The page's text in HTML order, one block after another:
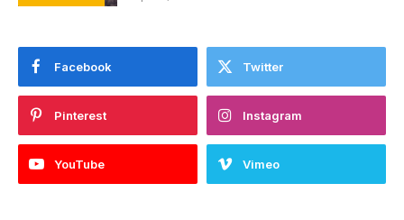
Facebook Twitter
Pinterest Instagram
YouTube Vimeo